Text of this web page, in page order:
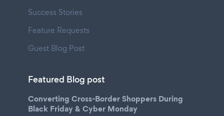
Success Stories
Feature Requests
Guest Blog Post
Featured Blog post
Converting Cross-Border Shoppers During
Black Friday & Cyber Monday